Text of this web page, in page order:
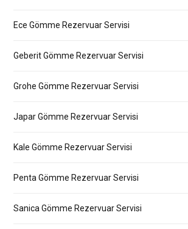
Ece Gömme Rezervuar Servisi
Geberit Gömme Rezervuar Servisi
Grohe Gömme Rezervuar Servisi
Japar Gömme Rezervuar Servisi
Kale Gömme Rezervuar Servisi
Penta Gömme Rezervuar Servisi
Sanica Gömme Rezervuar Servisi